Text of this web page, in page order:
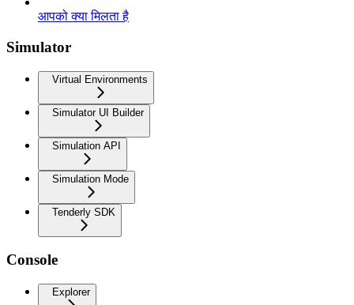
आपको क्या मिलता है
Simulator
Virtual Environments
Simulator UI Builder
Simulation API
Simulation Mode
Tenderly SDK
Console
Explorer